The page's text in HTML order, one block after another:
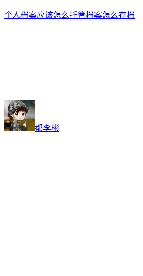
个人档案应该怎么托管档案怎么存档
都李彬